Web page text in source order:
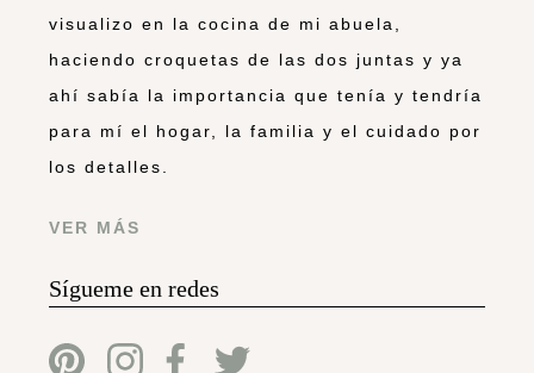
visualizo en la cocina de mi abuela,
haciendo croquetas de las dos juntas y ya
ahí sabía la importancia que tenía y tendría
para mí el hogar, la familia y el cuidado por
los detalles.
VER MÁS
Sígueme en redes